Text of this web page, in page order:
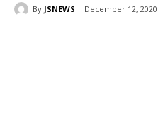
By JSNEWS December 12, 2020